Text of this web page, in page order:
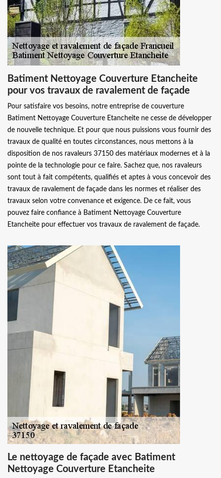
Batiment Nettoyage Couverture Etancheite
pour vos travaux de ravalement de façade
Pour satisfaire vos besoins, notre entreprise de couverture
Batiment Nettoyage Couverture Etancheite ne cesse de développer
de nouvelle technique. Et pour que nous puissions vous fournir des
travaux de qualité en toutes circonstances, nous mettons à la
disposition de nos ravaleurs 37150 des matériaux modernes et à la
pointe de la technologie pour ce faire. Sachez que, nos ravaleurs
sont tout à fait compétents, qualifiés et aptes à vous concevoir des
travaux de ravalement de façade dans les normes et réaliser des
travaux selon votre convenance et exigence. De ce fait, vous
pouvez faire confiance à Batiment Nettoyage Couverture
Etancheite pour effectuer vos travaux de ravalement de façade.
Le nettoyage de façade avec Batiment
Nettoyage Couverture Etancheite